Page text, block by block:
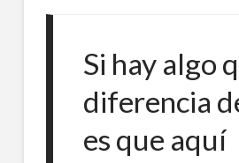
Si hay algo
diferencia
es que aquí